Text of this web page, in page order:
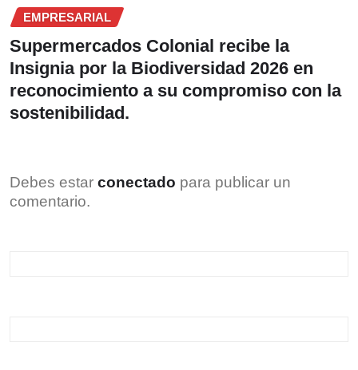
EMPRESARIAL
Supermercados Colonial recibe la
Insignia por la Biodiversidad 2026 en
reconocimiento a su compromiso con la
sostenibilidad.
Debes estar conectado para publicar un
comentario.